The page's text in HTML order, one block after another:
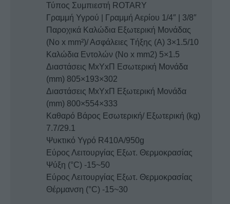
Τύπος Συμπιεστή ROTARY
Γραμμή Υγρού | Γραμμή Αερίου 1/4″ | 3/8″
Παροχικά Καλώδια Εξωτερική Μονάδας
(No x mm²)/ Ασφάλειες Τήξης (Α) 3×1.5/10
Καλώδια Εντολών (No x mm2) 5×1.5
Διαστάσεις MxYxΠ Εσωτερική Μονάδα
(mm) 805×193×302
Διαστάσεις MxYxΠ Εξωτερική Μονάδα
(mm) 800×554×333
Καθαρό Βάρος Εσωτερική/ Εξωτερική (kg)
7.7/29.1
Ψυκτικό Υγρό R410A/950g
Εύρος Λειτουργίας Εξωτ. Θερμοκρασίας
Ψύξη (°C) -15~50
Εύρος Λειτουργίας Εξωτ. Θερμοκρασίας
Θέρμανση (°C) -15~30